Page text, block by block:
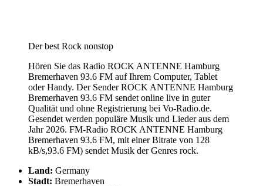
Der best Rock nonstop
Hören Sie das Radio ROCK ANTENNE Hamburg
Bremerhaven 93.6 FM auf Ihrem Computer, Tablet
oder Handy. Der Sender ROCK ANTENNE Hamburg
Bremerhaven 93.6 FM sendet online live in guter
Qualität und ohne Registrierung bei Vo-Radio.de.
Gesendet werden populäre Musik und Lieder aus dem
Jahr 2026. FM-Radio ROCK ANTENNE Hamburg
Bremerhaven 93.6 FM, mit einer Bitrate von 128
kB/s,93.6 FM) sendet Musik der Genres rock.
Land: Germany
Stadt: Bremerhaven